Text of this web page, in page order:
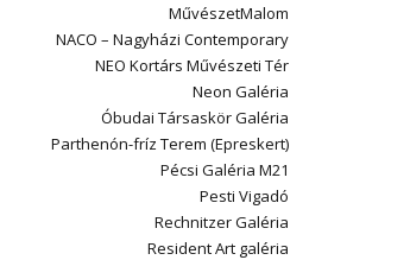
MűvészetMalom
NACO – Nagyházi Contemporary
NEO Kortárs Művészeti Tér
Neon Galéria
Óbudai Társaskör Galéria
Parthenón-fríz Terem (Epreskert)
Pécsi Galéria M21
Pesti Vigadó
Rechnitzer Galéria
Resident Art galéria